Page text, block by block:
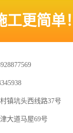
更简单！
镇坑头西线路37号
大道马屋69号